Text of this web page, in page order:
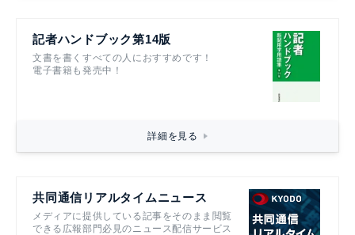
記者ハンドブック第14版
文書を書くすべての人におすすめです！
電子書籍も発売中！
詳細を見る
共同通信リアルタイムニュース
メディアに提供している記事をそのまま閲覧
できる広報部門必見のニュース配信サービス